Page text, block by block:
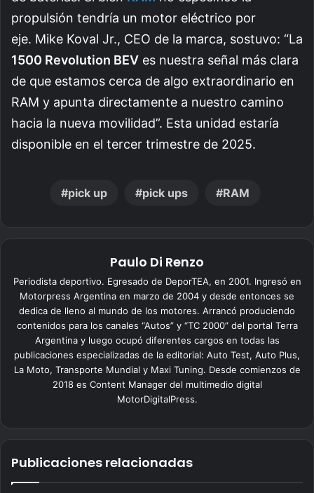
propulsión tendría un motor eléctrico por
eje. Mike Koval Jr., CEO de la marca, sostuvo: “La
1500 Revolution BEV es nuestra señal más clara
de que estamos cerca de algo extraordinario en
RAM y apunta directamente a nuestro camino
hacia la nueva movilidad”. Esta unidad estaría
disponible en el tercer trimestre de 2025.
pick up pick ups RAM
Paulo Di Renzo
Periodista deportivo. Egresado de DeporTEA, en 2001. Ingresó en
Motorpress Argentina en marzo de 2004 y desde entonces se
dedica de lleno al mundo de los motores. Arrancó produciendo
contenidos para los canales “Autos” y “TC 2000” del portal Terra
Argentina y luego ocupó diferentes cargos en todas las
publicaciones especializadas de la editorial: Auto Test, Auto Plus,
La Moto, Transporte Mundial y Maxi Tuning. Desde comienzos de
2018 es Content Manager del multimedio digital
MotorDigitalPress.
Publicaciones relacionadas